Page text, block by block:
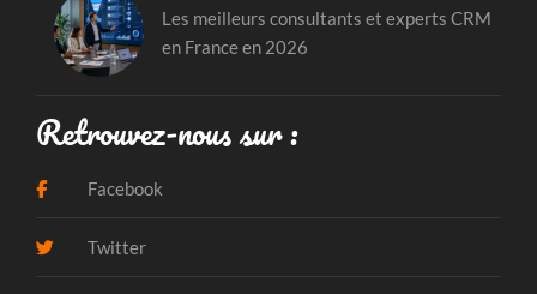
Les meilleurs consultants et experts CRM
en France en 2026
Retrouvez-nous sur :
Facebook
Twitter